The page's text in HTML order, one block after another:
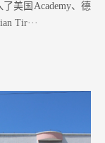
美国Academy、德
Tir···